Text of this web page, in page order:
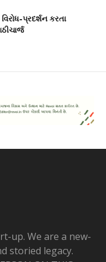
પ્રદર્શન કરતા
up. We are a new-
storied legacy.